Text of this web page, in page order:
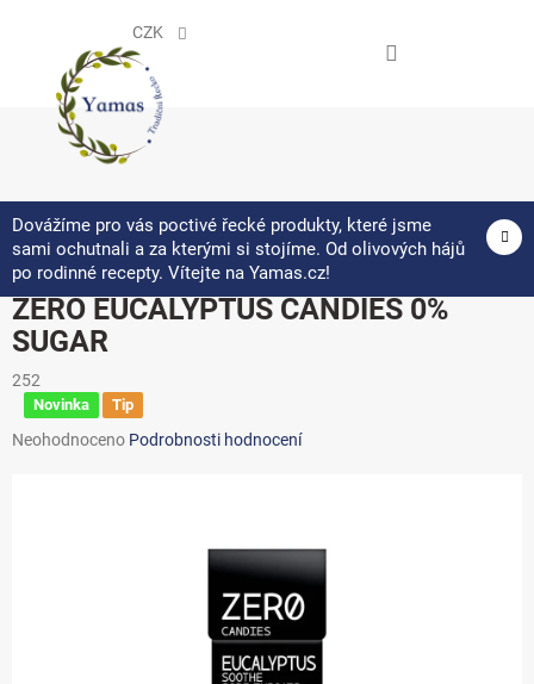
CZK
Dovážíme pro vás poctivé řecké produkty, které jsme
sami ochutnali a za kterými si stojíme. Od olivových hájů
po rodinné recepty. Vítejte na Yamas.cz!
ZERO EUCALYPTUS CANDIES 0%
SUGAR
252
Novinka Tip
Průměrné
Neohodnoceno Podrobnosti hodnocení